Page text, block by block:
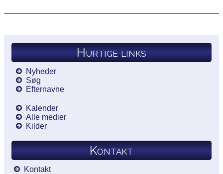
Hurtige links
Nyheder
Søg
Efternavne
Kalender
Alle medier
Kilder
Kontakt
Kontakt